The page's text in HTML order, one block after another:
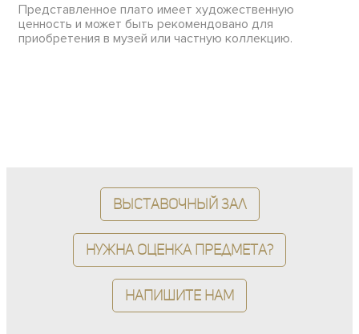
Представленное плато имеет художественную
ценность и может быть рекомендовано для
приобретения в музей или частную коллекцию.
Выставочный зал
Нужна оценка предмета?
Напишите нам